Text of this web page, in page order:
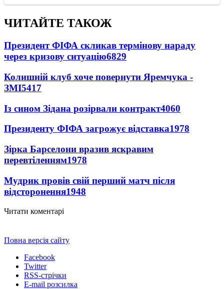
ЧИТАЙТЕ ТАКОЖ
Президент ФІФА скликав термінову нараду
через кризову ситуацію6829
Колишній клуб хоче повернути Яремчука -
ЗМІ5417
Із сином Зідана розірвали контракт4060
Президенту ФІФА загрожує відставка1978
Зірка Барселони вразив яскравим
перевтіленням1978
Мудрик провів свій перший матч після
відсторонення1948
Читати коментарі
Повна версія сайту
Facebook
Twitter
RSS-стрічки
E-mail розсилка